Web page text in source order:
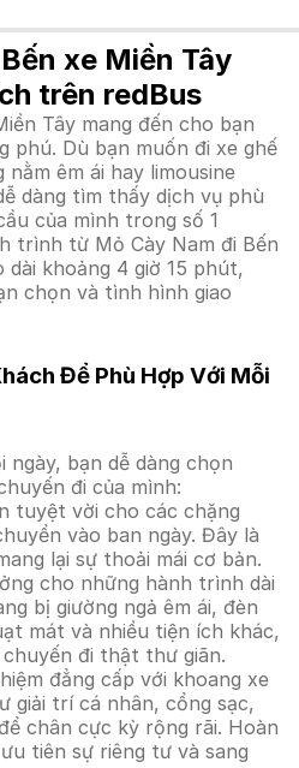
xe Miền Tây
trên redBus
Tây mang đến cho bạn
phú. Dù bạn muốn đi xe ghế
êm ái hay limousine
dàng tìm thấy dịch vụ phù
của mình trong số 1
trình từ Mỏ Cày Nam đi Bến
khoảng 4 giờ 15 phút,
chọn và tình hình giao
Để Phù Hợp Với Mỗi
ngày, bạn dễ dàng chọn
đi của mình:
tuyệt vời cho các chặng
vào ban ngày. Đây là
lại sự thoải mái cơ bản.
cho những hành trình dài
bị giường ngả êm ái, đèn
mát và nhiều tiện ích khác,
đi thật thư giãn.
đẳng cấp với khoang xe
giải trí cá nhân, cổng sạc,
chân cực kỳ rộng rãi. Hoàn
tiên sự riêng tư và sang